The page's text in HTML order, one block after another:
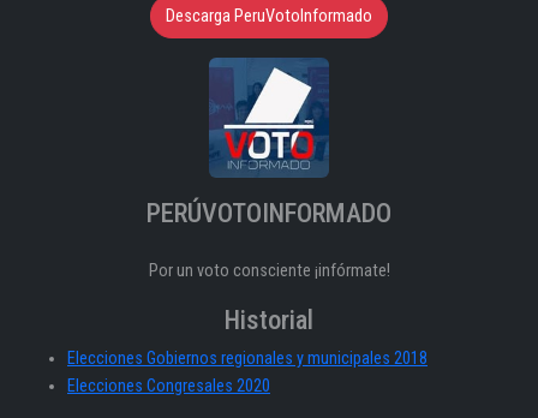
Descarga PeruVotoInformado
PERÚVOTOINFORMADO
Por un voto consciente ¡infórmate!
Historial
Elecciones Gobiernos regionales y municipales 2018
Elecciones Congresales 2020